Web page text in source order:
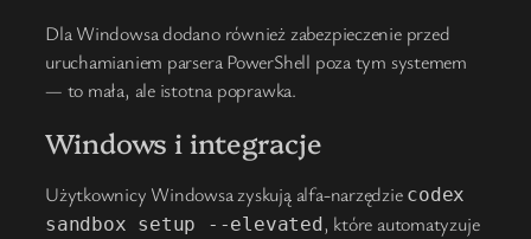
Dla Windowsa dodano również zabezpieczenie przed
uruchamianiem parsera PowerShell poza tym systemem
— to mała, ale istotna poprawka.
Windows i integracje
Użytkownicy Windowsa zyskują alfa-narzędzie codex
sandbox setup --elevated , które automatyzuje